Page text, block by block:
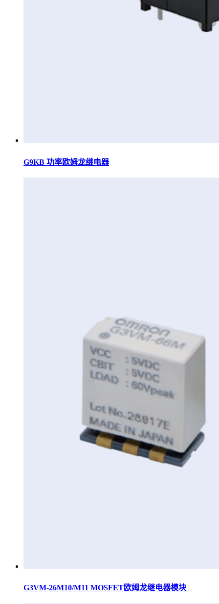
G9KB 功率欧姆龙继电器
G3VM-26M10/M11 MOSFET欧姆龙继电器模块